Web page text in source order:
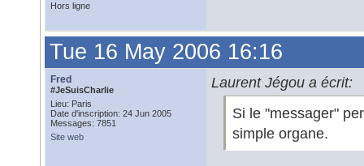
Hors ligne
Tue 16 May 2006 16:16
Fred
#JeSuisCharlie
Lieu: Paris
Date d'inscription: 24 Jun 2005
Messages: 7851
Site web
Laurent Jégou a écrit:
Si le "messager"
simple organe.